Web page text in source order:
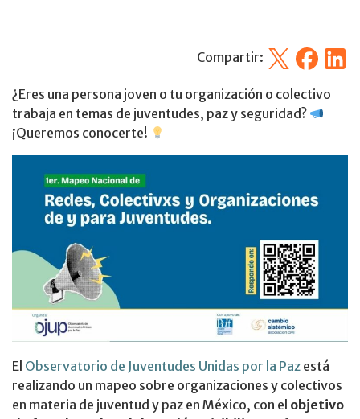
Compartir: X Facebook
¿Eres una persona joven o tu organización o colectivo
trabaja en temas de juventudes, paz y seguridad?
¡Queremos conocerte!
El Observatorio de Juventudes Unidas por la Paz está
realizando un mapeo sobre organizaciones y colectivos
en materia de juventud y paz en México, con el objetivo